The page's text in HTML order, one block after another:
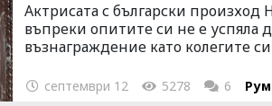
Актрисата с български
въпреки опитите си не е успяла
възнаграждение като колегите
септември 12 5278 6